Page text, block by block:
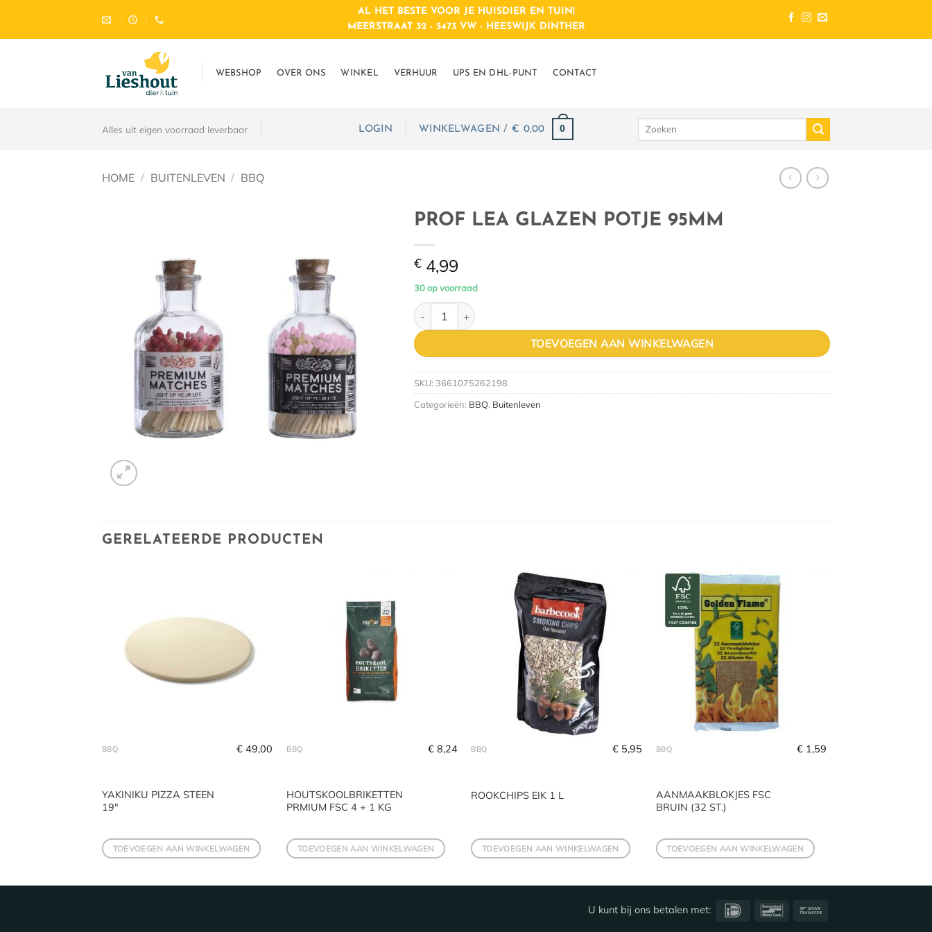
inhoud
AL HET BESTE VOOR JE HUISDIER EN TUIN!
MEERSTRAAT 32 - 5473 VW - HEESWIJK DINTHER
WEBSHOP OVER ONS WINKEL VERHUUR UPS EN DHL-PUNT CONTACT
Alles uit eigen voorraad leverbaar LOGIN WINKELWAGEN / € 0,00 0
Zoeken
HOME / BUITENLEVEN / BBQ
PROF LEA GLAZEN POTJE 95MM
€ 4,99
30 op voorraad
PROF LEA GLAZEN POTJE 95MM aantal
TOEVOEGEN AAN WINKELWAGEN
SKU: 3661075262198
Categorieën: BBQ, Buitenleven
GERELATEERDE PRODUCTEN
BBQ
YAKINIKU PIZZA STEEN
19″
€ 49,00
TOEVOEGEN AAN WINKELWAGEN
BBQ
HOUTSKOOLBRIKETTEN
PRMIUM FSC 4 + 1 KG
€8,24
TOEVOEGEN AAN WINKELWAGEN
BBQ
ROOKCHIPS EIK 1 L
€5,95
TOEVOEGEN AAN WINKELWAGEN
BBQ
AANMAAKBLOKJES FSC
BRUIN (32 ST.)
€ 1,59
TOEVOEGEN AAN WINKELWAGEN
U kunt bij ons betalen met: IDeal Bancontact